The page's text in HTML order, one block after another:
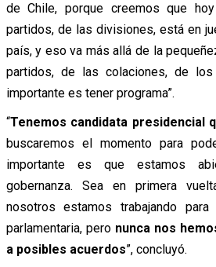
de Chile, porque creemos que
partidos, de las divisiones, está en
país, y eso va más allá de la
partidos, de las colaciones, de
importante es tener programa”.
“Tenemos candidata presidencial
buscaremos el momento para
importante es que estamos
gobernanza. Sea en primera
nosotros estamos trabajando
parlamentaria, pero nunca nos
a posibles acuerdos”, concluyó.